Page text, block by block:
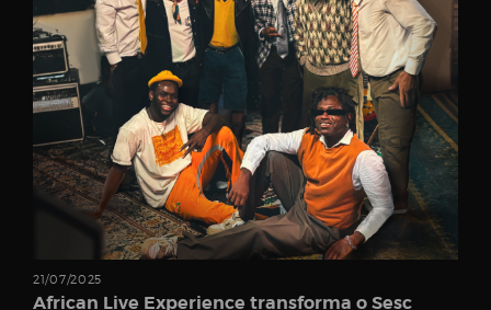
Password
Remember
21/07/2025
African Live Experience transforma o Sesc